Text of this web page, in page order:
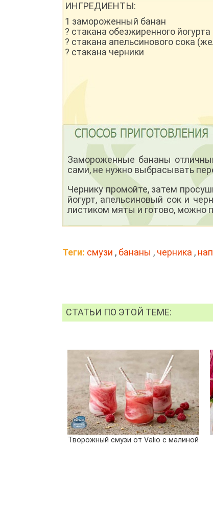
ИНГРЕДИЕНТЫ:
1 замороженный банан
? стакана обезжиренного йогурта
? стакана апельсинового сока
? стакана черники
Замороженные бананы
сами, не нужно выбрасывать
Чернику промойте, затем
йогурт, апельсиновый сок и
листиком мяты и готово, можно
Теги: смузи , бананы , черника ,
СТАТЬИ ПО ЭТОЙ ТЕМЕ:
Творожный смузи от Valio с малиной